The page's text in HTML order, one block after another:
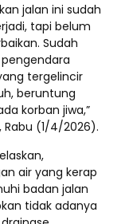
jalan ini sudah
tapi belum
Sudah
tergelincir
beruntung
korban jiwa,”
Rabu (1/4/2026).
air yang kerap
badan jalan
tidak adanya